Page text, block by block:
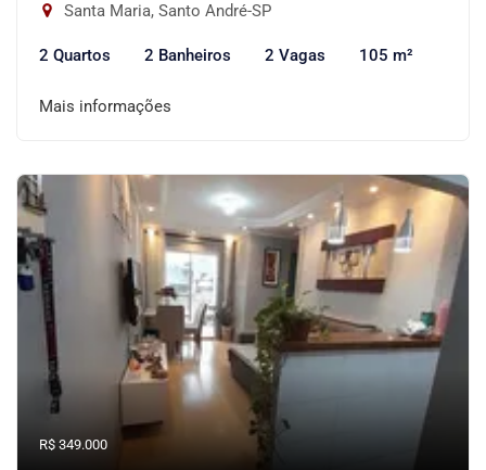
Santa Maria, Santo André-SP
2 Quartos 2 Banheiros 2 Vagas 105 m²
Mais informações
R$ 349.000